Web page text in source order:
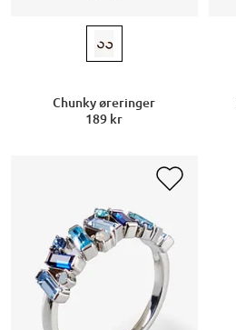
Chunky øreringer
189 kr